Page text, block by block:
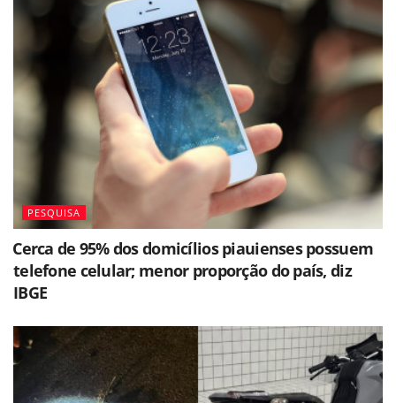
PESQUISA
⁠Cerca de 95% dos domicílios piauienses possuem
telefone celular; menor proporção do país, diz
IBGE